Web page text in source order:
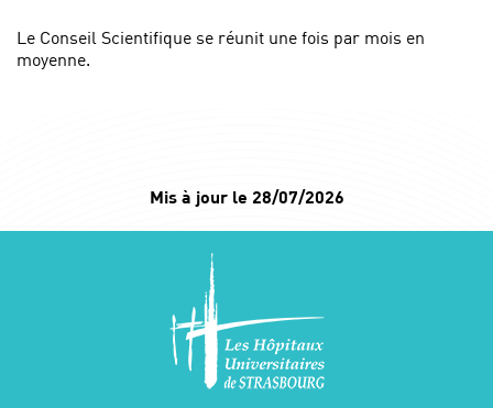
Le Conseil Scientifique se réunit une fois par mois en
moyenne.
Mis à jour le 28/07/2026